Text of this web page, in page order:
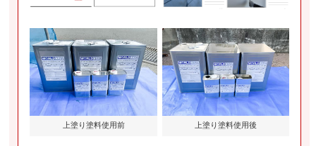
上塗り塗料使用前 上塗り塗料使用後